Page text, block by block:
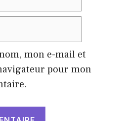
mon e-mail et
pour mon